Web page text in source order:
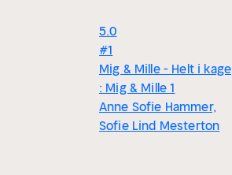
5.0
#1
Mig & Mille - Helt i kage
: Mig & Mille 1
Anne Sofie Hammer,
Sofie Lind Mesterton